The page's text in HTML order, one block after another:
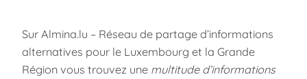
Sur Almina.lu – Réseau de partage d’informations
alternatives pour le Luxembourg et la Grande
Région vous trouvez une multitude d’informations